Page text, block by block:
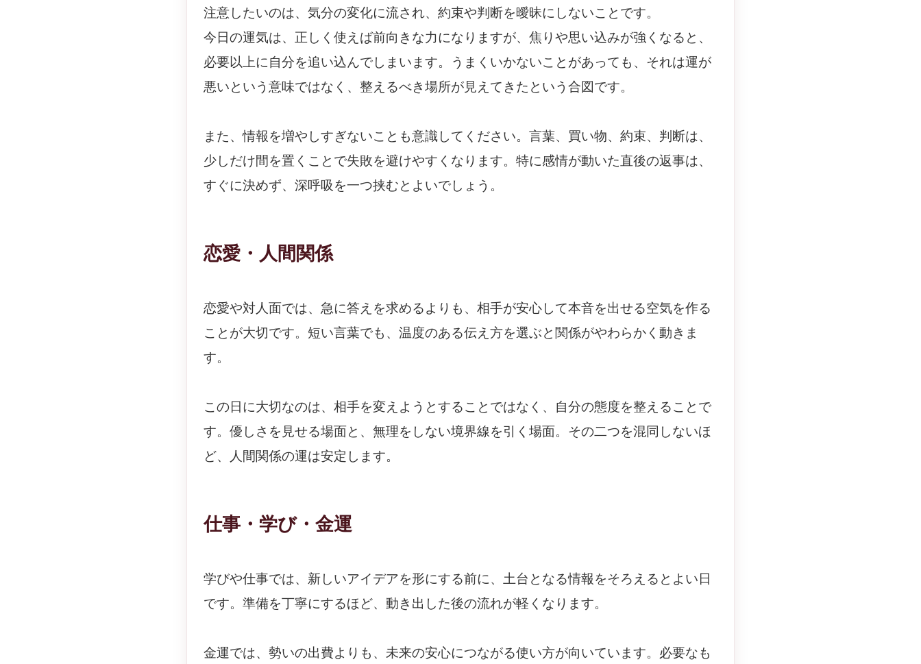
注意したいのは、気分の変化に流され、約束や判断を曖昧にしないことです。
今日の運気は、正しく使えば前向きな力になりますが、焦りや思い込みが強くなると、
必要以上に自分を追い込んでしまいます。うまくいかないことがあっても、それは運が
悪いという意味ではなく、整えるべき場所が見えてきたという合図です。
また、情報を増やしすぎないことも意識してください。言葉、買い物、約束、判断は、
少しだけ間を置くことで失敗を避けやすくなります。特に感情が動いた直後の返事は、
すぐに決めず、深呼吸を一つ挟むとよいでしょう。
恋愛・人間関係
恋愛や対人面では、急に答えを求めるよりも、相手が安心して本音を出せる空気を作る
ことが大切です。短い言葉でも、温度のある伝え方を選ぶと関係がやわらかく動きま
す。
この日に大切なのは、相手を変えようとすることではなく、自分の態度を整えることで
す。優しさを見せる場面と、無理をしない境界線を引く場面。その二つを混同しないほ
ど、人間関係の運は安定します。
仕事・学び・金運
学びや仕事では、新しいアイデアを形にする前に、土台となる情報をそろえるとよい日
です。準備を丁寧にするほど、動き出した後の流れが軽くなります。
金運では、勢いの出費よりも、未来の安心につながる使い方が向いています。必要なも